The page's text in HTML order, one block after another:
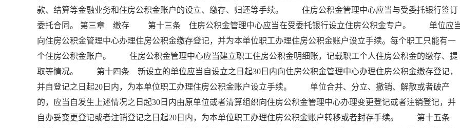
款、结算等金融业务和住房公积金账户的设立、缴存、归还等手续。 住房公积金管理中心应当与受委托银行签订
委托合同。 第三章 缴存 第十三条 住房公积金管理中心应当在受委托银行设立住房公积金专户。 单位应
向住房公积金管理中心办理住房公积金缴存登记，并为本单位职工办理住房公积金账户设立手续。每个职工只能有一
个住房公积金账户。 住房公积金管理中心应当建立职工住房公积金明细账，记载职工个人住房公积金的缴存、提
取等情况。 第十四条 新设立的单位应当自设立之日起30日内向住房公积金管理中心办理住房公积金缴存登记，
并自登记之日起20日内，为本单位职工办理住房公积金账户设立手续。 单位合并、分立、撤销、解散或者破产
的，应当自发生上述情况之日起30日内由原单位或者清算组织向住房公积金管理中心办理变更登记或者注销登记，并
自办妥变更登记或者注销登记之日起20日内，为本单位职工办理住房公积金账户转移或者封存手续。 第十五条